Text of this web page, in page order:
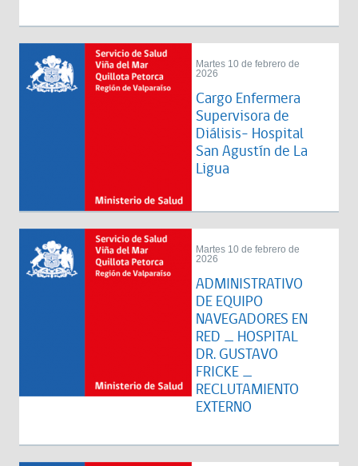
Martes 10 de febrero de
2026
Cargo Enfermera
Supervisora de
Diálisis- Hospital
San Agustín de La
Ligua
Martes 10 de febrero de
2026
ADMINISTRATIVO
DE EQUIPO
NAVEGADORES EN
RED _ HOSPITAL
DR. GUSTAVO
FRICKE _
RECLUTAMIENTO
EXTERNO